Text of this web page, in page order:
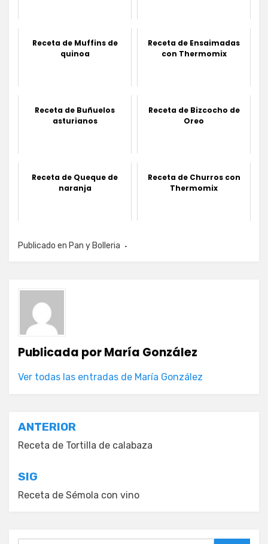
Receta de Muffins de
quinoa
Receta de Ensaimadas
con Thermomix
Receta de Buñuelos
asturianos
Receta de Bizcocho de
Oreo
Receta de Queque de
naranja
Receta de Churros con
Thermomix
Publicado en Pan y Bolleria
Publicada porMaría González
Ver todas las entradas de María González
Navegación
de
entradas
ANTERIOR
Receta de Tortilla de calabaza
SIG
Receta de Sémola con vino